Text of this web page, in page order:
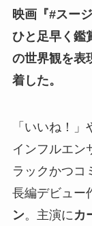
映画『#スー
ひと足早く鑑
の世界観を表
着した。
「いいね！
インフルエン
ラックかつコ
長編デビュー
ン。主演に カ